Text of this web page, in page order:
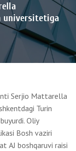
universitetiga
Serjio Mattarella
Turin
Oliy
Bosh vaziri
АJ boshqaruvi raisi